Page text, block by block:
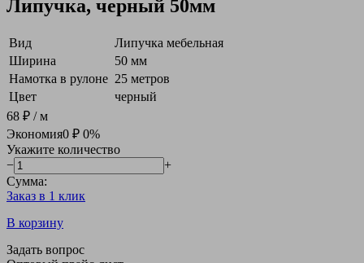
Липучка, черный 50мм
Вид
Липучка мебельная
Ширина
50 мм
Намотка в рулоне 25 метров
Цвет
черный
68 ₽ / м
Экономия0 ₽ 0%
Укажите количество
−
+
Сумма:
Заказ в 1 клик
В корзину
Задать вопрос